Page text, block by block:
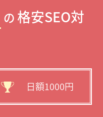
の 格安SEO対
日額1000円